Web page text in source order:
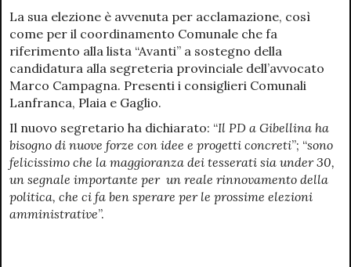
La sua elezione è avvenuta per acclamazione, così
come per il coordinamento Comunale che fa
riferimento alla lista “Avanti” a sostegno della
candidatura alla segreteria provinciale dell’avvocato
Marco Campagna. Presenti i consiglieri Comunali
Lanfranca, Plaia e Gaglio.
Il nuovo segretario ha dichiarato: “Il PD a Gibellina ha
bisogno di nuove forze con idee e progetti concreti”; “sono
felicissimo che la maggioranza dei tesserati sia under 30,
un segnale importante per un reale rinnovamento della
politica, che ci fa ben sperare per le prossime elezioni
amministrative”.